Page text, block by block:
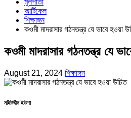
আর্টিকেল
শিক্ষাঙ্গন
কওমী মাদরাসার গঠনতন্ত্র যে ভাবে হওয়া
কওমী মাদরাসার গঠনতন্ত্র যে
August 21, 2024 শিক্ষাঙ্গন
মহিউদ্দীন ইউশা